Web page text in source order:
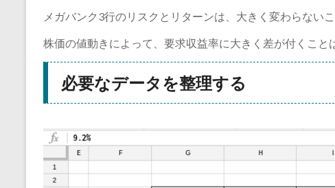
メガバンク3行のリスクとリターンは、大きく変わらない
株価の値動きによって、要求収益率に大きく差が付くこと
必要なデータを整理する